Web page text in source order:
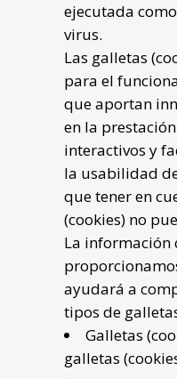
ejecutada
virus.
Las galletas
para el
que aportan
en la
interactivos y
la usabilidad
que tener en
(cookies) no
La información
ayudará a
tipos de
Galletas
galletas